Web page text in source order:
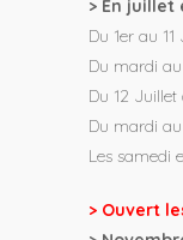
> En juillet
Du 1er au
Du mardi
Du 12 Juillet
Du mardi
Les samedi
> Ouvert